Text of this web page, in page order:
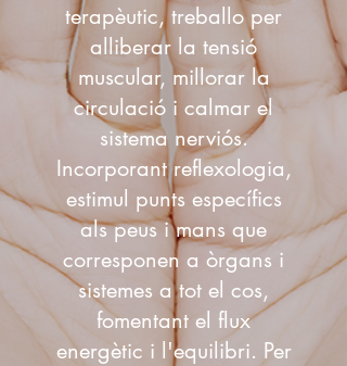
terapèutic, treballo per
alliberar la tensió
muscular, millorar la
circulació i calmar el
sistema nerviós.
Incorporant reflexologia,
estimul punts específics
als peus i mans que
corresponen a òrgans i
sistemes a tot el cos,
fomentant el flux
energètic i l'equilibri. Per